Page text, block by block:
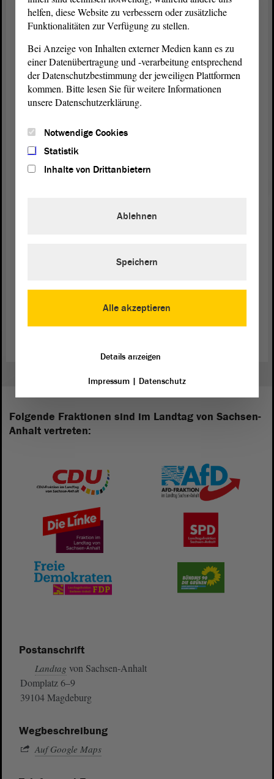
können. Damit würden wir insbesondere für die
privaten Forstwirtschaftsbetriebe eine
Einkommensmöglichkeit schaffen, sodass sie auf
ihren Flächen den Waldumbau finanzieren können.
Natürlich muss der Kleinstprivatwald gefördert
werden. Da ist tatsächlich noch eine Lücke, die wir
anpacken müssen. Wir müssen die
Forstbetriebsgemeinschaften kriegen, damit auch ihr
Wald für die Zukunft gerüstet werden kann.
Zurück zur Landtagssitzung
Folgende Fraktionen sind im Landtag von Sachsen-
Anhalt vertreten:
Postanschrift
Landtag von Sachsen-Anhalt
Domplatz 6–9
39104 Magdeburg
Wegbeschreibung
Auf Google Maps
helfen, diese Website zu verbessern oder zusätzliche
Funktionalitäten zur Verfügung zu stellen.
Bei Anzeige von Inhalten externer Medien kann es zu
einer Datenübertragung und -verarbeitung entsprechend
der Datenschutzbestimmung der jeweiligen Plattformen
kommen. Bitte lesen Sie für weitere Informationen
unsere Datenschutzerklärung.
Notwendige Cookies
Statistik
Inhalte von Drittanbietern
Alle akzeptieren
Ablehnen
Speichern
Details anzeigen
Impressum| Datenschutz